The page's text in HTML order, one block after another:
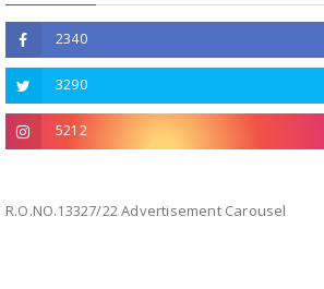
2340
3290
5212
R.O.NO.13327/22 Advertisement Carousel